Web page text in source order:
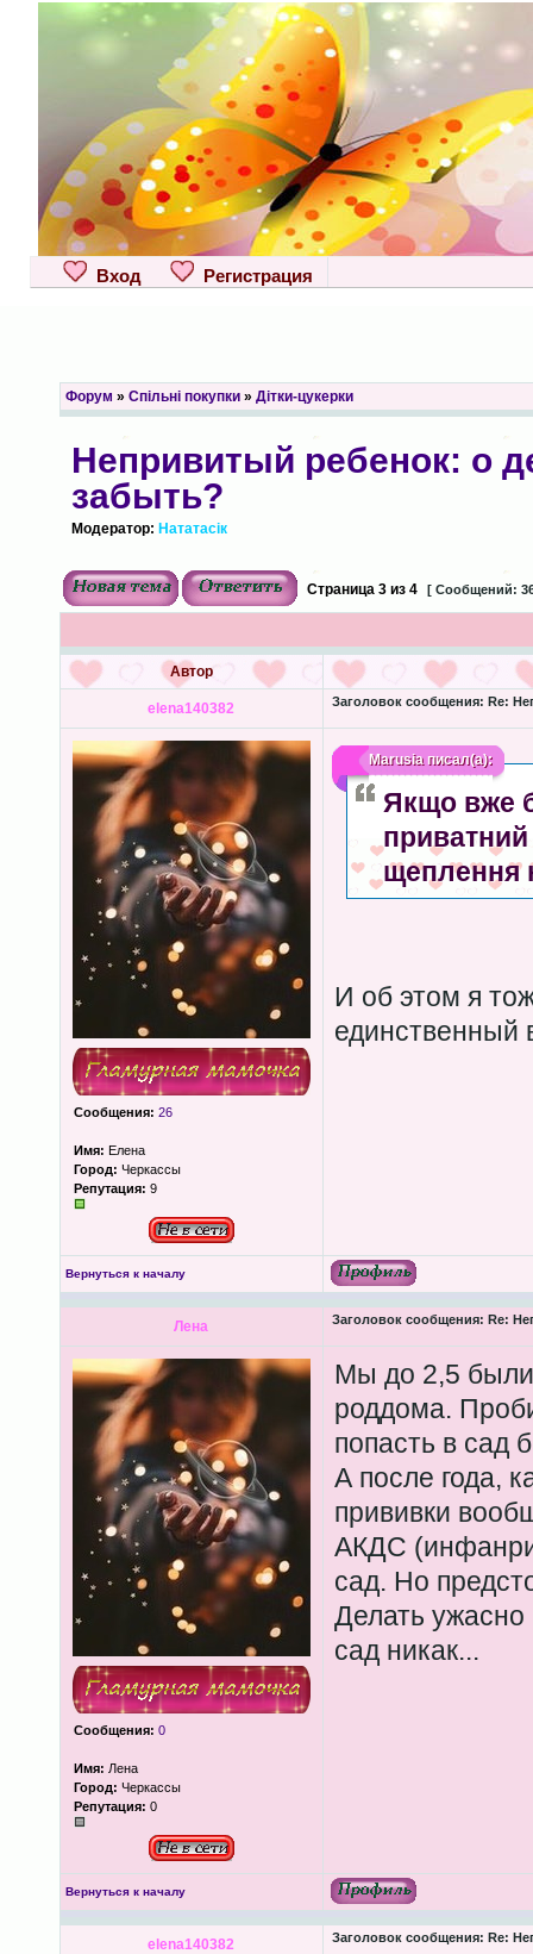
Вход Регистрация
Форум » Спільні покупки» Дітки-цукерки
Непривитый ребенок: о
забыть?
Модератор: Нататасік
Страница 3из 4 [ Сообщений:
Автор
elena140382 Заголовок сообщения: Re:
Сообщения: 26
Имя: Елена
Город: Черкассы
Репутация: 9
Marusiaписал(а):
Якщо вже
щеплення
И об этом я
единственный
Вернуться к началу
Лена Заголовок сообщения: Re:
Сообщения: 0
Имя: Лена
Город: Черкассы
Репутация: 0
Мы до 2,5
роддома.
попасть в сад
А после года,
прививки
АКДС
сад. Но
Делать ужасно
сад никак...
Вернуться к началу
elena140382 Заголовок сообщения: Re: